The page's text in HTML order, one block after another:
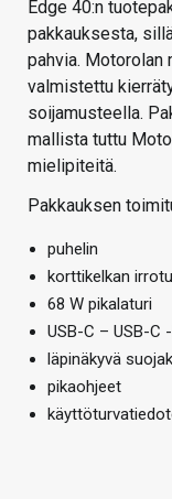
Edge 40:n
pakkauksesta,
pahvia. Motorolan
valmistettu
soijamusteella.
mallista tuttu
mielipiteitä.
Pakkauksen
puhelin
korttikelkan
68 W pikalaturi
USB-C – USB-C
läpinäkyvä
pikaohjeet